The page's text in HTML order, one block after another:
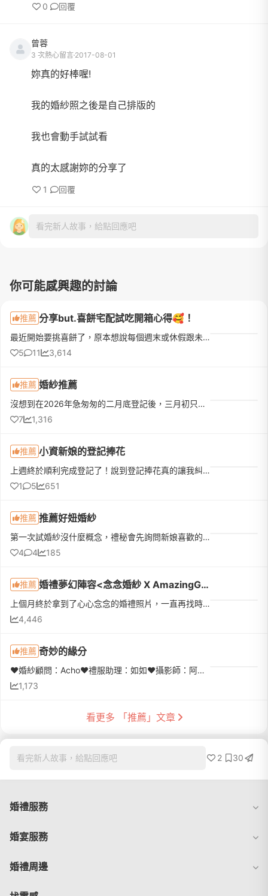
0 回覆
曾蓉
3 次熱心留言 2017-08-01
妳真的好棒喔!
我的婚紗照之後是自己排版的
我也會動手試試看
真的太感謝妳的分享了
1 回覆
看完新人故事，給點回應吧
你可能感興趣的討論
推薦 分享but.喜餅宅配試吃開箱心得🥰！
最近開始要挑喜餅了，原本想說每個週末或休假跟未婚夫排幾家門市試吃結果時間永遠對不上，加上長輩也說想參與意見最後乾脆改成宅配試吃比較快，也可以在家慢慢吃一起開箱再一次收集全家人的意見！我得說所有I人新娘...
5
11 3,614
推薦 婚紗推薦
沒想到在2026年急匆匆的二月底登記後，三月初只看了五間就找到我的命定婚紗❤️❤️❤️從網站照片就被排版及攝影風格深深吸引❤️預約後進門市就遇到天使業務Ellie🥰整個超級親切且很熱情的跟我們介紹店內禮服及老師拍照風格...
7
1,316
推薦 小資新娘的登記捧花
上週終於順利完成登記了！說到登記捧花真的讓我糾結一陣子。一開始先生覺得去戶政事務所拍個照，找間花店買束鮮花就好。但我去問了幾間稍微有設計感的，報價都要兩三千塊。想到最近天氣這麼熱，鮮花拿在手上拍完大概...
1
5 651
推薦 推薦好妞婚紗
第一次試婚紗沒什麼概念，禮秘會先詢問新娘喜歡的款式，再依照新娘喜好提供選擇試穿。結果每一件都太漂亮我選不出來，好妞也讓我全部都試穿🥹穿上婚紗的時候真的覺得自己好漂亮，婚紗質感非常好，禮秘親切、溫柔又會...
4
4 185
推薦 婚禮夢幻陣容<念念婚紗 X AmazingGrace X CeliaYourBigDay X 凱薇 X 費兒婚佈>
上個月終於拿到了心心念念的婚禮照片，一直再找時間想要來分享，因為真心覺得自己很幸運，從籌備婚禮初期到婚禮結束都沒有踩到任何雷，一切都照著期待，美美圓滿落幕~婚紗: 念念婚紗攝影: Amazing Grace攝影美學主持人: Celia x Your Big Day新秘: 凱薇場地: 萬麗酒店婚禮布置: 費兒私家婚禮布置婚宴當天的禮服和攝影和拍攝婚紗照是原班人馬，是我心目中的夢幻陣容~~我跟大部分的
4,446
推薦 奇妙的緣分
❤️婚紗顧問：Acho❤️禮服助理：如如❤️攝影師：阿木❤️造型師：星彤拍攝地點：溫蒂幸福莊園、沙崙海灘一種緣分遇到Ruby 婚紗攝影，當時對於拍婚紗很未知🧐，婚紗顧問會一起討論拍照地點及婚紗的款式，就像聊天一樣分享有...
1,173
看更多 「推薦」文章
看完新人故事，給點回應吧 2 30
婚禮服務
婚宴服務
婚禮周邊